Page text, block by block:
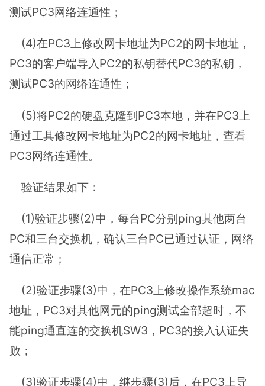
测试PC3网络连通性；
(4)在PC3上修改网卡地址为PC2的网卡地址，
PC3的客户端导入PC2的私钥替代PC3的私钥，
测试PC3的网络连通性；
(5)将PC2的硬盘克隆到PC3本地，并在PC3上
通过工具修改网卡地址为PC2的网卡地址，查看
PC3网络连通性。
验证结果如下：
(1)验证步骤(2)中，每台PC分别ping其他两台
PC和三台交换机，确认三台PC已通过认证，网络
通信正常；
(2)验证步骤(3)中，在PC3上修改操作系统mac
地址，PC3对其他网元的ping测试全部超时，不
能ping通直连的交换机SW3，PC3的接入认证失
败；
(3)验证步骤(4)中，继步骤(3)后，在PC3上导